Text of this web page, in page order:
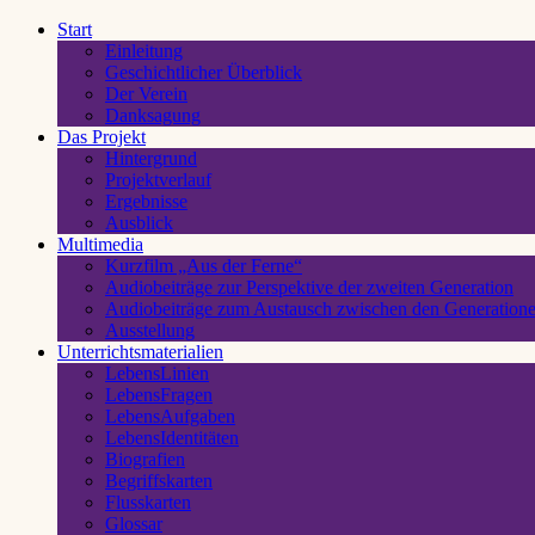
Start
Einleitung
Geschichtlicher Überblick
Der Verein
Danksagung
Das Projekt
Hintergrund
Projektverlauf
Ergebnisse
Ausblick
Multimedia
Kurzfilm „Aus der Ferne“
Audiobeiträge zur Perspektive der zweiten Generation
Audiobeiträge zum Austausch zwischen den
Ausstellung
Unterrichtsmaterialien
LebensLinien
LebensFragen
LebensAufgaben
LebensIdentitäten
Biografien
Begriffskarten
Flusskarten
Glossar